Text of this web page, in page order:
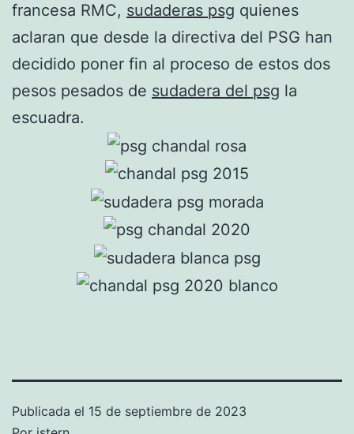
francesa RMC, sudaderas psg quienes
aclaran que desde la directiva del PSG han
decidido poner fin al proceso de estos dos
pesos pesados de sudadera del psg la
escuadra.
Publicada el 15 de septiembre de 2023